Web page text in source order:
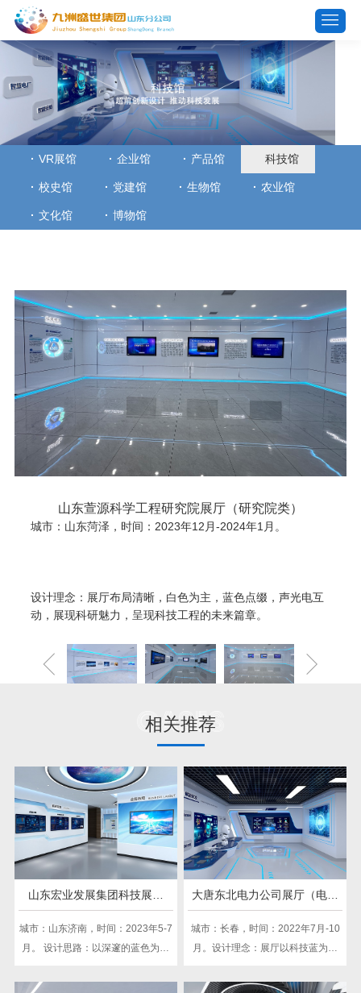
VR展馆 企业馆 产品馆 科技馆
校史馆 党建馆 生物馆 农业馆
文化馆 博物馆
山东萱源科学工程研究院展厅（研究院类）
城市：山东菏泽，时间：2023年12月-2024年1月。
设计理念：展厅布局清晰，白色为主，蓝色点缀，声光电互
动，展现科研魅力，呈现科技工程的未来篇章。
Cases
相关推荐
山东宏业发展集团科技展厅
（通信工程类）
城市：山东济南，​时间：2023年5-7
月。 设计思路：以深邃的蓝色为主
运用现代科技手段，打造互动体验
大唐东北电力公司展厅（电力
类）
城市：长春，时间：2022年7月-10
月。设计理念：展厅以科技蓝为主
约、大气，展现企业不凡魅力。